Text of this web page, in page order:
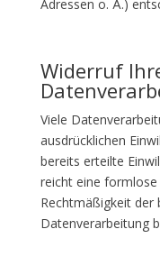
Adressen o. Ä.)
Widerruf
Viele
ausdrücklichen
bereits erteilte
reicht eine
Rechtmäßigkeit der
Datenverarbeitung